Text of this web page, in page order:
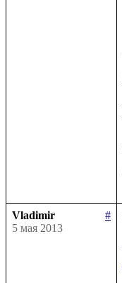
Vladimir
#
5 мая 2013